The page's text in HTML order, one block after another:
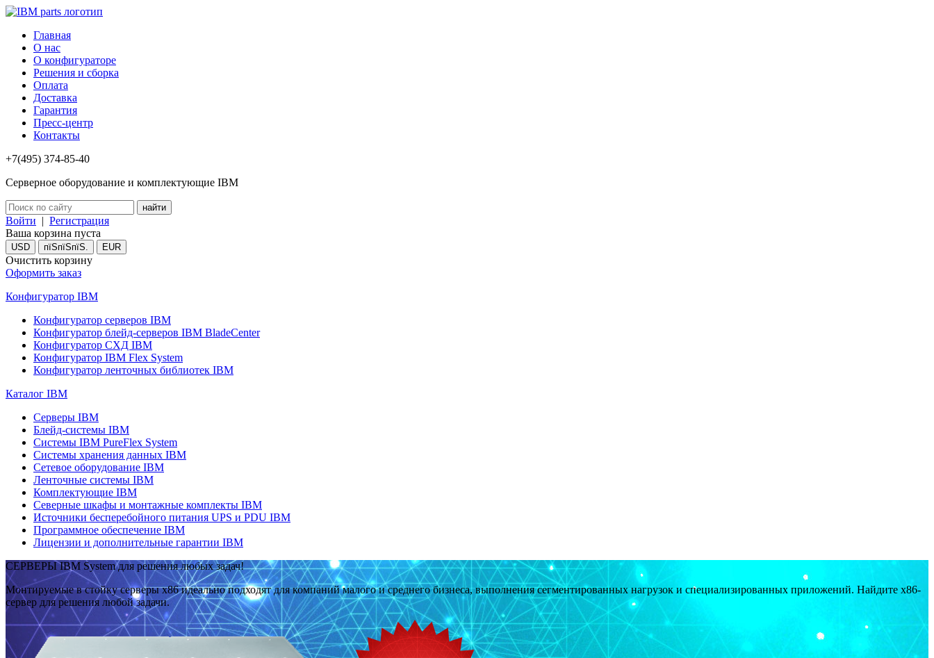
Главная
О нас
О конфигураторе
Решения и сборка
Оплата
Доставка
Гарантия
Пресс-центр
Контакты
+7(495) 374-85-40
Серверное оборудование и комплектующие IBM
Войти | Регистрация
Ваша корзина пуста
USD пїЅпїЅпїЅ. EUR
Очистить корзину
Оформить заказ
Конфигуратор IBM
Конфигуратор серверов IBM
Конфигуратор блейд-серверов IBM BladeCenter
Конфигуратор СХД IBM
Конфигуратор IBM Flex System
Конфигуратор ленточных библиотек IBM
Каталог IBM
Серверы IBM
Блейд-системы IBM
Системы IBM PureFlex System
Системы хранения данных IBM
Сетевое оборудование IBM
Ленточные системы IBM
Комплектующие IBM
Северные шкафы и монтажные комплекты IBM
Источники бесперебойного питания UPS и PDU IBM
Программное обеспечение IBM
Лицензии и дополнительные гарантии IBM
СЕРВЕРЫ IBM System для решения любых задач!
Монтируемые в стойку серверы x86 идеально подходят для компаний малого и среднего бизнеса, выполнения сегментированных нагрузок и специализированных приложений. Найдите x86-
сервер для решения любой задачи.